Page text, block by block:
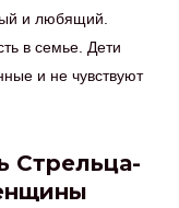
и любящий.
в семье. Дети
и не чувствуют
Стрельца-